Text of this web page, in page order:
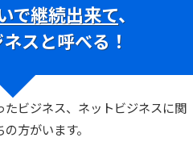
で継続出来て、
スと呼べる！
ビジネス、ネットビジネスに関
方がいます。